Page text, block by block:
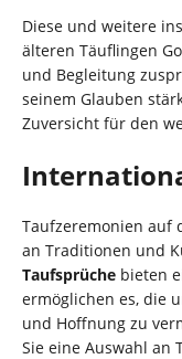
Diese und weitere
älteren Täuflingen
und Begleitung
seinem Glauben
Zuversicht für den
Taufzeremonien auf
an Traditionen und
Taufsprüche bieten
ermöglichen es, die
und Hoffnung zu
Sie eine Auswahl an